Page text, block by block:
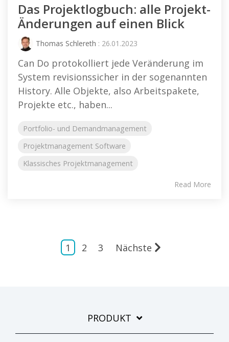
Das Projektlogbuch: alle Projekt-
Änderungen auf einen Blick
Thomas Schlereth : 26.01.2023
Can Do protokolliert jede Veränderung im
System revisionssicher in der sogenannten
History. Alle Objekte, also Arbeitspakete,
Projekte etc., haben...
Portfolio- und Demandmanagement
Projektmanagement Software
Klassisches Projektmanagement
Read More
1 2 3 Nächste
PRODUKT